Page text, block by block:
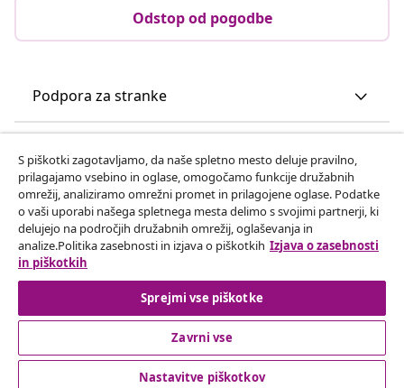
Odstop od pogodbe
Podpora za stranke
vidaXL
Odkrijte več
S piškotki zagotavljamo, da naše spletno mesto deluje pravilno,
prilagajamo vsebino in oglase, omogočamo funkcije družabnih
omrežij, analiziramo omrežni promet in prilagojene oglase. Podatke
o vaši uporabi našega spletnega mesta delimo s svojimi partnerji, ki
delujejo na področjih družabnih omrežij, oglaševanja in
analize.Politika zasebnosti in izjava o piškotkih Izjava o zasebnosti
in piškotkih
Sprejmi vse piškotke
Zavrni vse
Nastavitve piškotkov